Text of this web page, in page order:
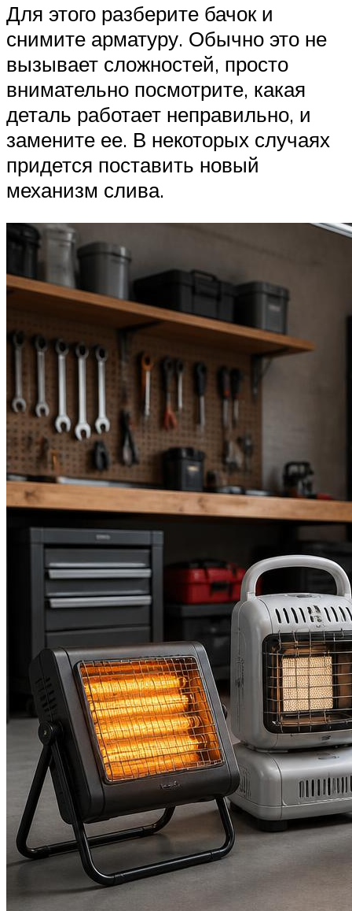
Для этого разберите бачок и
снимите арматуру. Обычно это не
вызывает сложностей, просто
внимательно посмотрите, какая
деталь работает неправильно, и
замените ее. В некоторых случаях
придется поставить новый
механизм слива.